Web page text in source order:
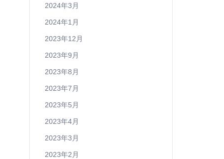
2024年3月
2024年1月
2023年12月
2023年9月
2023年8月
2023年7月
2023年5月
2023年4月
2023年3月
2023年2月